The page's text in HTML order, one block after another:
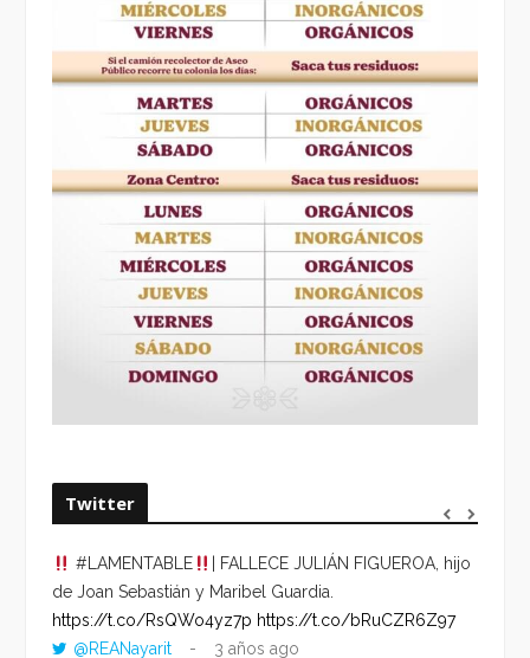
Twitter
#LAMENTABLE
| FALLECE JULIÁN FIGUEROA, hijo
de Joan Sebastián y Maribel Guardia.
https://t.co/RsQWo4yz7p https://t.co/bRuCZR6Z97
@REANayarit
3 años ago